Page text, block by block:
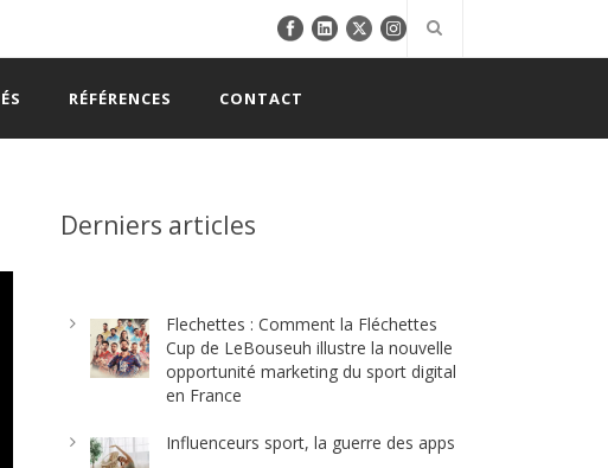
RÉFÉRENCES CONTACT
Derniers articles
Flechettes : Comment la Fléchettes
Cup de LeBouseuh illustre la nouvelle
opportunité marketing du sport digital
en France
Influenceurs sport, la guerre des apps